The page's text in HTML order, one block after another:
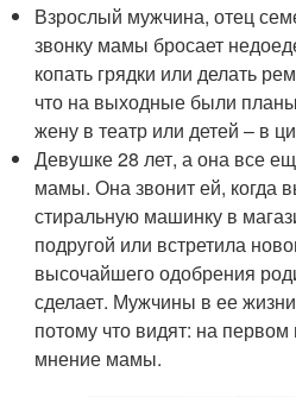
Взрослый мужчина, отец
звонку мамы бросает
копать грядки или делать
что на выходные были
жену в театр или детей – в
Девушке 28 лет, а она все
мамы. Она звонит ей, когда
стиральную машинку в
подругой или встретила
высочайшего одобрения
сделает. Мужчины в ее
потому что видят: на первом
мнение мамы.